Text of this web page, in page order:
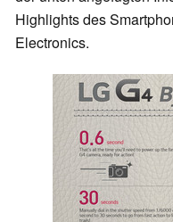
Highlights des
Electronics.